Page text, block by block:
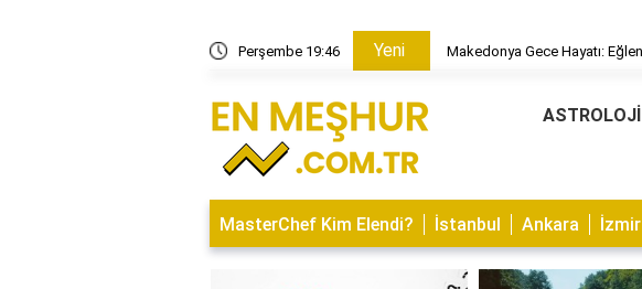
Perşembe 19:46 Yeni
Makedonya Gece Hayatı: Eğlence Mekanları ve Kapanış Saatleri
ASTROLOJİ
MasterChef Kim Elendi? İstanbul Ankara İzmir